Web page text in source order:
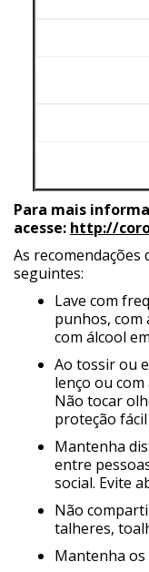
Para mais
acesse: http://
As recomendações
seguintes:
Lave com
punhos, com
com álcool
Ao tossir ou
lenço ou
Não tocar
proteção
Mantenha
entre
social. Evite
Não
talheres,
Mantenha os